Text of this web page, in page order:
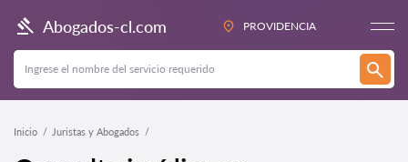
Abogados-cl.com PROVIDENCIA
Inicio Juristas y Abogados